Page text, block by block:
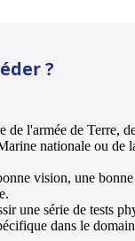
?
de l'armée de Terre,
nationale ou de
vision, une bonne
une série de tests
dans le